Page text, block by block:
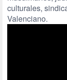
culturales,
Valenciano.